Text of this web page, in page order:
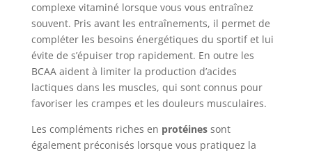
complexe vitaminé lorsque vous vous entraînez
souvent. Pris avant les entraînements, il permet de
compléter les besoins énergétiques du sportif et lui
évite de s’épuiser trop rapidement. En outre les
BCAA aident à limiter la production d’acides
lactiques dans les muscles, qui sont connus pour
favoriser les crampes et les douleurs musculaires.
Les compléments riches en protéinessont
également préconisés lorsque vous pratiquez la